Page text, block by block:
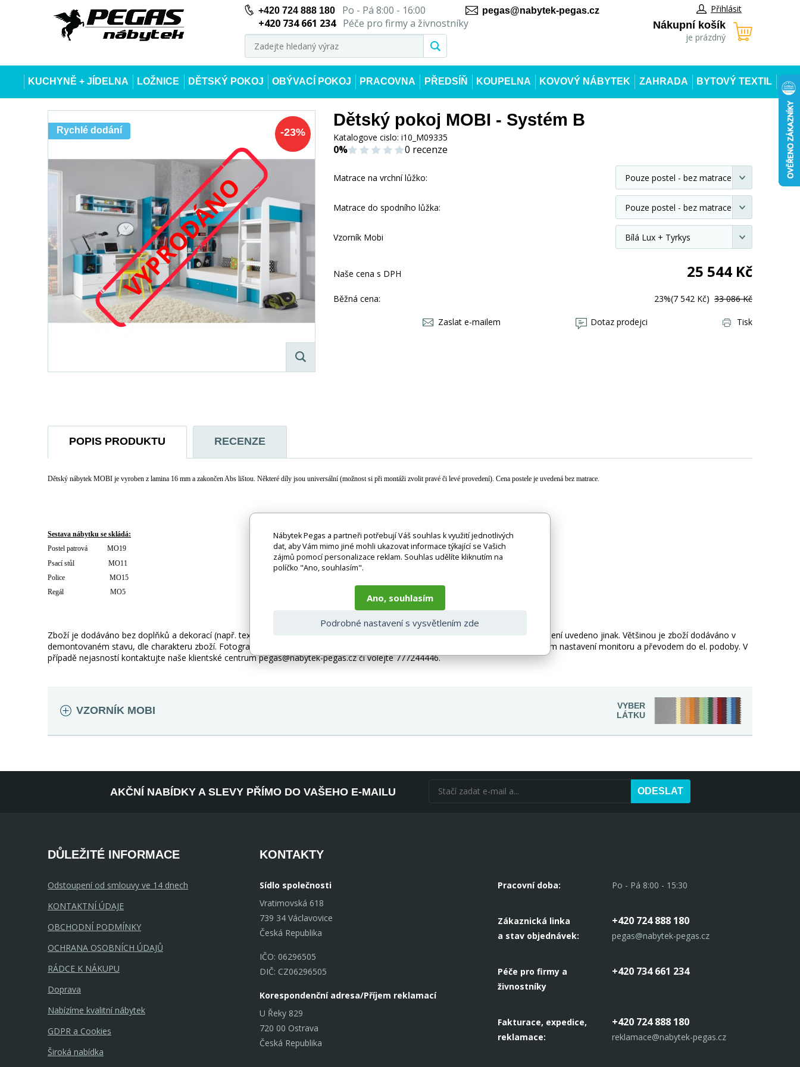
+420 724 888 180Po - Pá 8:00 - 16:00
+420 734 661 234
Péče pro firmy a živnostníky
pegas@nabytek-pegas.cz Přihlásit
Nákupní košík
je prázdný
KUCHYNĚ + JÍDELNA LOŽNICE DĚTSKÝ POKOJ OBÝVACÍ POKOJ PRACOVNA PŘEDSÍŇ KOUPELNA KOVOVÝ NÁBYTEK ZAHRADA BYTOVÝ TEXTIL
VYPRODÁNO
-23%
Rychlé dodání
Dětský pokoj MOBI - Systém B
Katalogove cislo: i10_M09335
0% 0 recenze
Matrace na vrchní lůžko:
Matrace do spodního lůžka:
Vzorník Mobi
Naše cena s DPH 25 544 Kč
Běžná cena: 23%(7 542 Kč) 33 086 Kč
Zaslat e-mailem Dotaz prodejci Tisk
POPIS PRODUKTU RECENZE
Dětský nábytek MOBI je vyroben z lamina 16 mm a zakončen Abs lištou. Některé díly jsou universální (možnost si při montáži zvolit pravé či levé provedení). Cena postele je uvedená bez matrace.
Sestava nábytku se skládá:
Postel patrová MO19
Psací stůl MO11
Police MO15
Regál MO5
Zboží je dodáváno bez doplňků a dekorací (např. textilních doplňků, spotřebičů, baterie, matrací atd.), nejsou tedy v ceně. Pokud není uvedeno jinak. Většinou je zboží dodáváno v
demontovaném stavu, dle charakteru zboží. Fotografie mohou být i ilustrační a barva produktu nemusí odpovídat skutečnosti vlivem nastavení monitoru a převodem do el. podoby. V
případě nejasností kontaktujte naše klientské centrum pegas@nabytek-pegas.cz či volejte 777244446.
VZORNÍK MOBI
VYBER
LÁTKU
AKČNÍ NABÍDKY A SLEVY PŘÍMO DO VAŠEHO E-MAILU ODESLAT
DŮLEŽITÉ INFORMACE
Odstoupení od smlouvy ve 14 dnech
KONTAKTNÍ ÚDAJE
OBCHODNÍ PODMÍNKY
OCHRANA OSOBNÍCH ÚDAJŮ
RÁDCE K NÁKUPU
Doprava
Nabízíme kvalitní nábytek
GDPR a Cookies
Široká nabídka
KONTAKTY
Sídlo společnosti
Vratimovská 618
739 34 Václavovice
Česká Republika
IČO: 06296505
DIČ: CZ06296505
Korespondenční adresa/Příjem reklamací
U Řeky 829
720 00 Ostrava
Česká Republika
Pracovní doba: Po - Pá 8:00 - 15:30
Zákaznická linka
a stav objednávek:
+420 724 888 180
pegas@nabytek-pegas.cz
Péče pro firmy a
živnostníky
+420 734 661 234
Fakturace, expedice,
reklamace:
+420 724 888 180
reklamace@nabytek-pegas.cz
Nábytek Pegas a partneři potřebují Váš souhlas k využití jednotlivých
dat, aby Vám mimo jiné mohli ukazovat informace týkající se Vašich
zájmů pomocí personalizace reklam. Souhlas udělíte kliknutím na
políčko "Ano, souhlasím".
Ano, souhlasím
Podrobné nastavení s vysvětlením zde